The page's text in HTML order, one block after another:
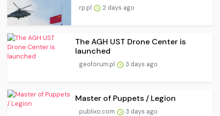
rp.pl 2 days ago
The AGH UST Drone Center is
launched
geoforum.pl 3 days ago
Master of Puppets / Legion
publixo.com 3 days ago